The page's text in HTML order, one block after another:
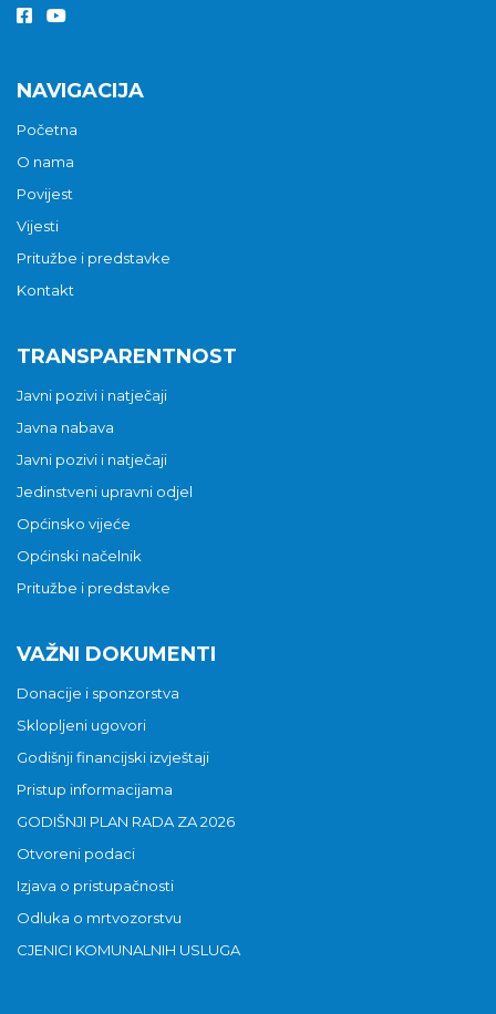
NAVIGACIJA
Početna
O nama
Povijest
Vijesti
Pritužbe i predstavke
Kontakt
TRANSPARENTNOST
Javni pozivi i natječaji
Javna nabava
Javni pozivi i natječaji
Jedinstveni upravni odjel
Općinsko vijeće
Općinski načelnik
Pritužbe i predstavke
VAŽNI DOKUMENTI
Donacije i sponzorstva
Sklopljeni ugovori
Godišnji financijski izvještaji
Pristup informacijama
GODIŠNJI PLAN RADA ZA 2026
Otvoreni podaci
Izjava o pristupačnosti
Odluka o mrtvozorstvu
CJENICI KOMUNALNIH USLUGA